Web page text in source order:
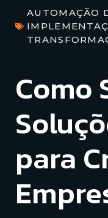
AUTOMAÇÃO
Como
para